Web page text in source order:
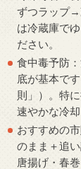
ずつラップ→
は冷蔵庫で
ださい。
食中毒予防
底が基本で
則」）。特
速やかな冷
おすすめの
のまま＋追
唐揚げ・春